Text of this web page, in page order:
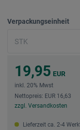
Verpackungseinheit
19,95 EUR
inkl. 20% Mwst
Nettopreis: EUR 16,63
zzgl. Versandkosten
Lieferzeit ca. 2-4